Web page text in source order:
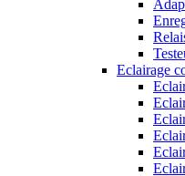
Eclairage